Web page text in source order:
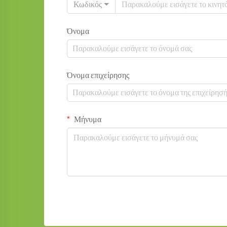
Κωδικός
Όνομα
Όνομα επιχείρησης
Μήνυμα